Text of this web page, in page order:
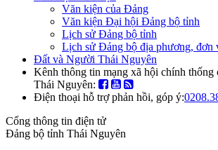
Văn kiện của Đảng
Văn kiện Đại hội Đảng bộ tỉnh
Lịch sử Đảng bộ tỉnh
Lịch sử Đảng bộ địa phương, đơn
Đất và Người Thái Nguyên
Kênh thông tin mạng xã hội chính thống
Thái Nguyên:
Điện thoại hỗ trợ phản hồi, góp ý:
Cổng thông tin điện tử
Đảng bộ tỉnh Thái Nguyên